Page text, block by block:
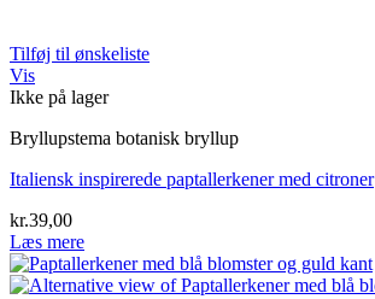
Tilføj til ønskeliste
Vis
Ikke på lager
Bryllupstema botanisk bryllup
Italiensk inspirerede paptallerkener med citroner
kr.39,00
Læs mere